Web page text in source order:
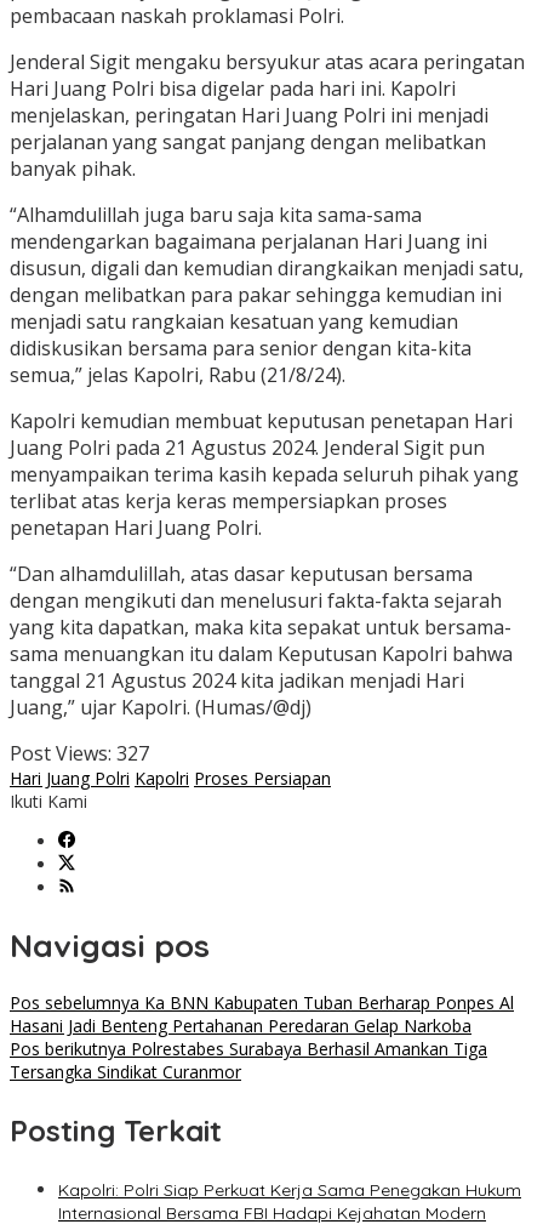
pembacaan naskah proklamasi Polri.
Jenderal Sigit mengaku bersyukur atas acara peringatan
Hari Juang Polri bisa digelar pada hari ini. Kapolri
menjelaskan, peringatan Hari Juang Polri ini menjadi
perjalanan yang sangat panjang dengan melibatkan
banyak pihak.
“Alhamdulillah juga baru saja kita sama-sama
mendengarkan bagaimana perjalanan Hari Juang ini
disusun, digali dan kemudian dirangkaikan menjadi satu,
dengan melibatkan para pakar sehingga kemudian ini
menjadi satu rangkaian kesatuan yang kemudian
didiskusikan bersama para senior dengan kita-kita
semua,” jelas Kapolri, Rabu (21/8/24).
Kapolri kemudian membuat keputusan penetapan Hari
Juang Polri pada 21 Agustus 2024. Jenderal Sigit pun
menyampaikan terima kasih kepada seluruh pihak yang
terlibat atas kerja keras mempersiapkan proses
penetapan Hari Juang Polri.
“Dan alhamdulillah, atas dasar keputusan bersama
dengan mengikuti dan menelusuri fakta-fakta sejarah
yang kita dapatkan, maka kita sepakat untuk bersama-
sama menuangkan itu dalam Keputusan Kapolri bahwa
tanggal 21 Agustus 2024 kita jadikan menjadi Hari
Juang,” ujar Kapolri. (Humas/@dj)
Post Views: 327
Hari Juang Polri Kapolri Proses Persiapan
Ikuti Kami
Navigasi pos
Pos sebelumnya Ka BNN Kabupaten Tuban Berharap Ponpes Al
Hasani Jadi Benteng Pertahanan Peredaran Gelap Narkoba
Pos berikutnya Polrestabes Surabaya Berhasil Amankan Tiga
Tersangka Sindikat Curanmor
Posting Terkait
Kapolri: Polri Siap Perkuat Kerja Sama Penegakan Hukum
Internasional Bersama FBI Hadapi Kejahatan Modern